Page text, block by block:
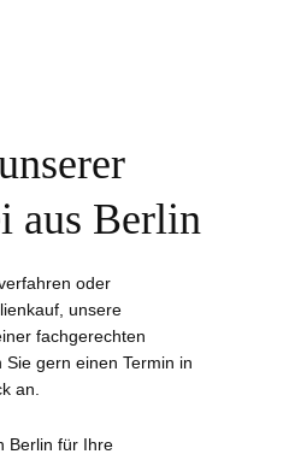
aus Berlin
oder
unsere
fachgerechten
gern einen Termin in
an.